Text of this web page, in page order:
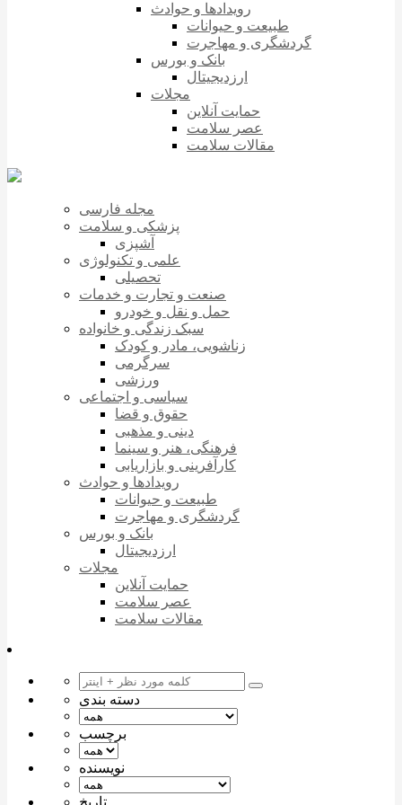
رویدادها و حوادث
طبیعت و حیوانات
گردشگری و مهاجرت
بانک و بورس
ارزدیجیتال
مجلات
حمایت آنلاین
عصر سلامت
مقالات سلامت
مجله فارسی
پزشکی و سلامت
آشپزی
علمی و تکنولوژی
تحصیلی
صنعت و تجارت و خدمات
حمل و نقل و خودرو
سبک زندگی و خانواده
زناشویی، مادر و کودک
سرگرمی
ورزشی
سیاسی و اجتماعی
حقوق و قضا
دینی و مذهبی
فرهنگی، هنر و سینما
کارآفرینی و بازاریابی
رویدادها و حوادث
طبیعت و حیوانات
گردشگری و مهاجرت
بانک و بورس
ارزدیجیتال
مجلات
حمایت آنلاین
عصر سلامت
مقالات سلامت
دسته بندی
برچسب
نویسنده
تاریخ